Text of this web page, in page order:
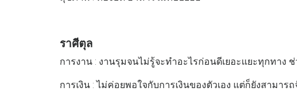
ราศีตุล
การงาน : งานรุมจนไม่รู้จะทำอะไรก่อนดีเยอะแยะทุกทาง
การเงิน : ไม่ค่อยพอใจกับการเงินของตัวเอง แต่ก็ยังสามาร